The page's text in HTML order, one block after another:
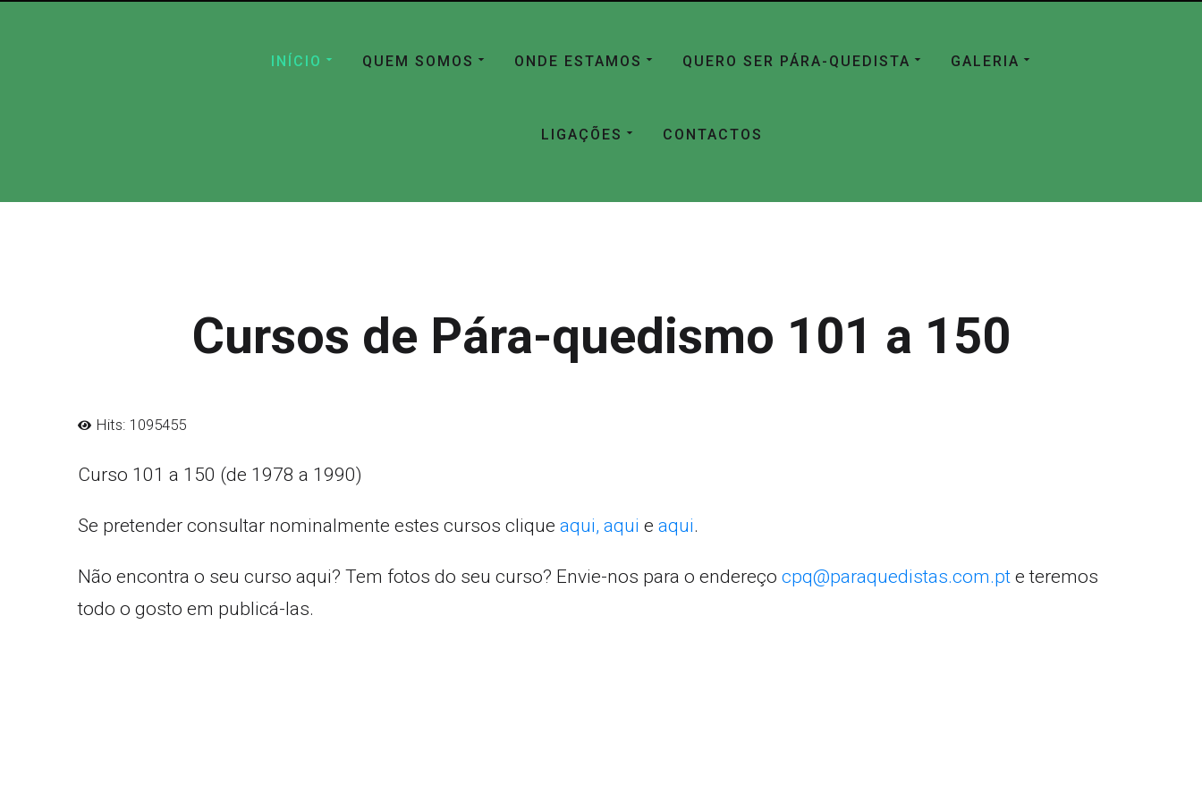
INÍCIO QUEM SOMOS ONDE ESTAMOS QUERO SER PÁRA-QUEDISTA GALERIA
LIGAÇÕES CONTACTOS
Cursos de Pára-quedismo 101 a 150
Hits: 1095455
Curso 101 a 150 (de 1978 a 1990)
Se pretender consultar nominalmente estes cursos clique aqui, aqui e aqui.
Não encontra o seu curso aqui? Tem fotos do seu curso? Envie-nos para o endereço cpq@paraquedistas.com.pt e teremos
todo o gosto em publicá-las.